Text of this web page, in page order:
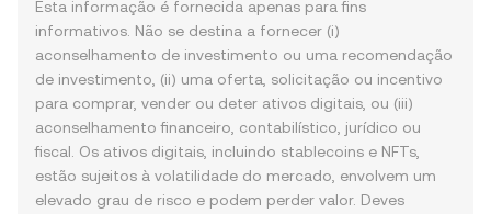
Esta informação é fornecida apenas para fins
informativos. Não se destina a fornecer (i)
aconselhamento de investimento ou uma recomendação
de investimento, (ii) uma oferta, solicitação ou incentivo
para comprar, vender ou deter ativos digitais, ou (iii)
aconselhamento financeiro, contabilístico, jurídico ou
fiscal. Os ativos digitais, incluindo stablecoins e NFTs,
estão sujeitos à volatilidade do mercado, envolvem um
elevado grau de risco e podem perder valor. Deves